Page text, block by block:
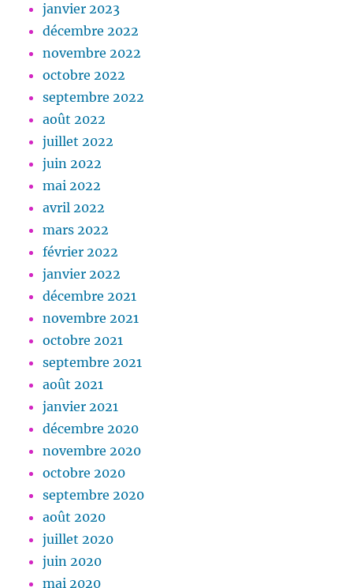
janvier 2023
décembre 2022
novembre 2022
octobre 2022
septembre 2022
août 2022
juillet 2022
juin 2022
mai 2022
avril 2022
mars 2022
février 2022
janvier 2022
décembre 2021
novembre 2021
octobre 2021
septembre 2021
août 2021
janvier 2021
décembre 2020
novembre 2020
octobre 2020
septembre 2020
août 2020
juillet 2020
juin 2020
mai 2020